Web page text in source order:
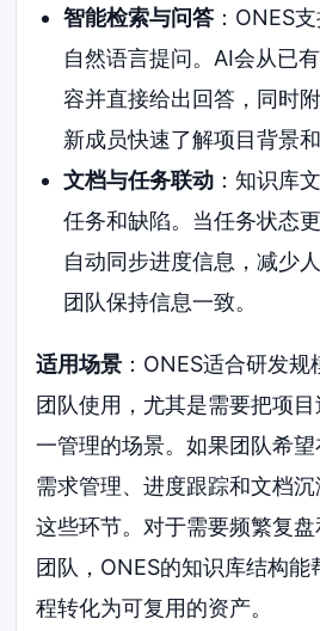
智能检索与问答：ONES
自然语言提问。AI会从已
容并直接给出回答，同时
新成员快速了解项目背景和
文档与任务联动：知识库
任务和缺陷。当任务状态
自动同步进度信息，减少
团队保持信息一致。
适用场景 ：ONES适合研发
团队使用，尤其是需要把项
一管理的场景。如果团队希
需求管理、进度跟踪和文档
这些环节。对于需要频繁复
团队，ONES的知识库结构能
程转化为可复用的资产。